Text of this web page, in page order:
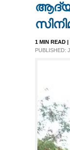
NEWS 360
CASE DIARY
ആദ്യ
1 MIN READ |
PUBLISHED: